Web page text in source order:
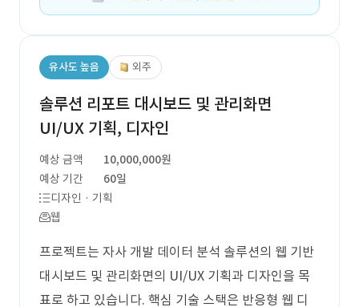
유사도 높음 외주
솔루션 리포트 대시보드 및 관리화면
UI/UX 기획, 디자인
예상 금액
10,000,000원
예상 기간
60일
디자인 · 기획
웹
프로젝트는 자사 개발 데이터 분석 솔루션의 웹 기반
대시보드 및 관리화면의 UI/UX 기획과 디자인을 목
표로 하고 있습니다. 핵심 기술 스택은 반응형 웹 디